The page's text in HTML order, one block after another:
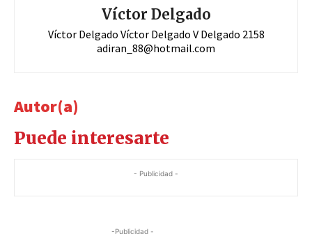
Víctor Delgado
Víctor Delgado Víctor Delgado V Delgado 2158
adiran_88@hotmail.com
Autor(a)
Puede interesarte
- Publicidad -
-Publicidad -